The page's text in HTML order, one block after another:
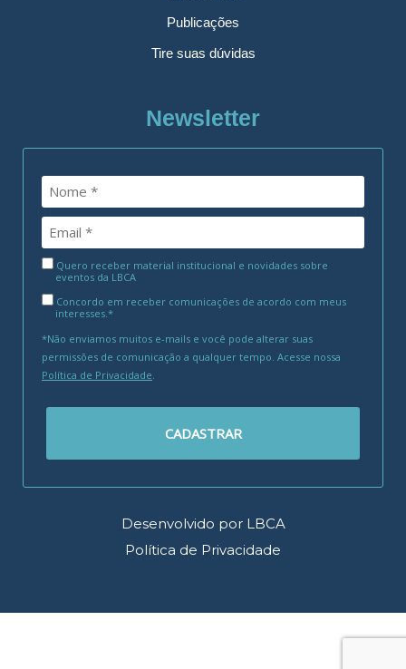
Publicações
Tire suas dúvidas
Newsletter
Quero receber material institucional e novidades sobre
eventos da LBCA
Concordo em receber comunicações de acordo com meus
interesses.*
*Não enviamos muitos e-mails e você pode alterar suas
permissões de comunicação a qualquer tempo. Acesse nossa
Política de Privacidade.
CADASTRAR
Desenvolvido por LBCA
Política de Privacidade